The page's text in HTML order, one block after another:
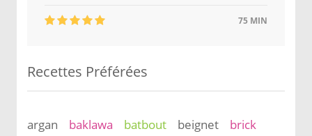
75 MIN
Recettes Préférées
argan baklawa batbout beignet brick